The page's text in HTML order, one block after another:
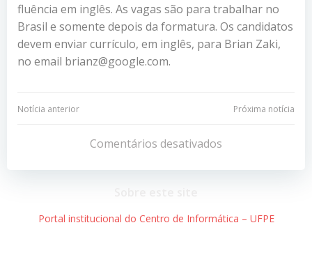
fluência em inglês. As vagas são para trabalhar no
Brasil e somente depois da formatura. Os candidatos
devem enviar currículo, em inglês, para Brian Zaki,
no email brianz@google.com.
Navegação
Post
Notícia anterior
Navegação
de
Post
Próxima notícia
Comentários desativados
Portal institucional do Centro de Informática – UFPE